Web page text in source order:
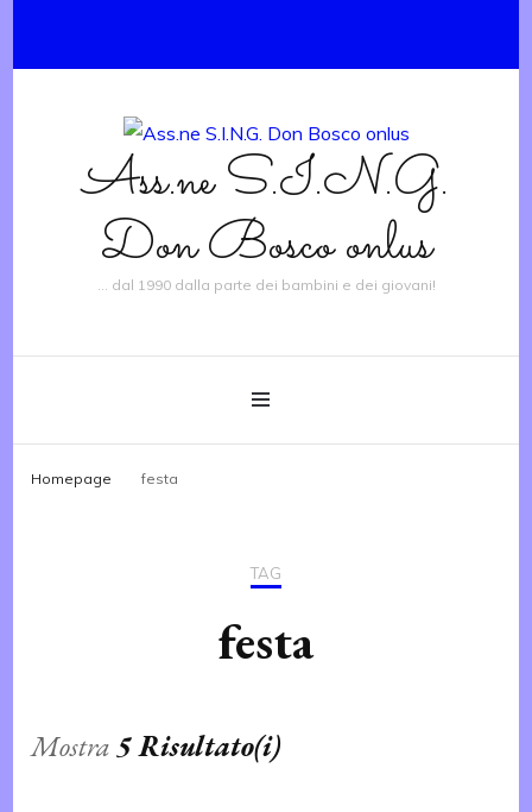
Ass.ne S.I.N.G.
Don Bosco onlus
… dal 1990 dalla parte dei bambini e dei giovani!
Homepage festa
TAG
festa
Mostra5 Risultato(i)